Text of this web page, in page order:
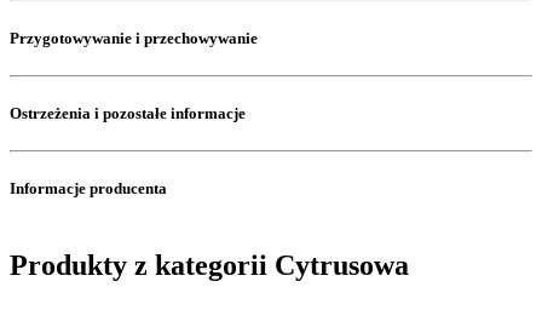
Przygotowywanie i przechowywanie
Ostrzeżenia i pozostałe informacje
Informacje producenta
Produkty z kategorii Cytrusowa